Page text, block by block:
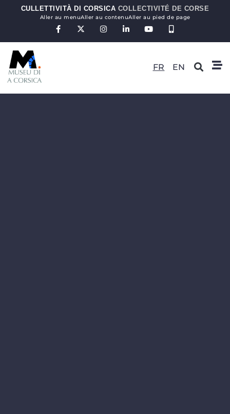
CULLETTIVITÀ DI CORSICA COLLECTIVITÉ DE CORSE
Aller au menuAller au contenuAller au pied de page
FR EN